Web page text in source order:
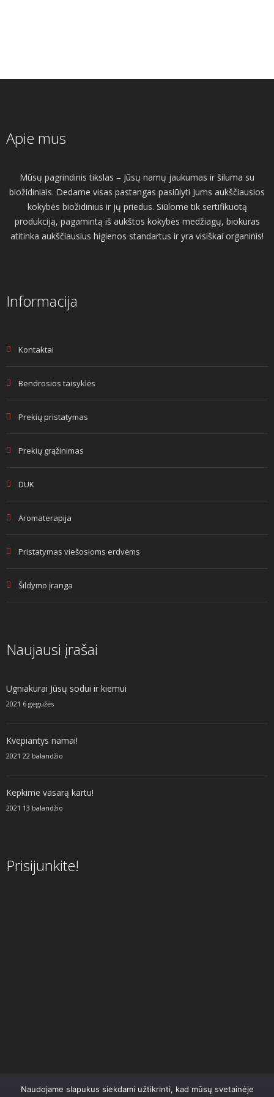
Apie mus
Mūsų pagrindinis tikslas – Jūsų namų jaukumas ir šiluma su
biožidiniais. Dedame visas pastangas pasiūlyti Jums aukščiausios
kokybės biožidinius ir jų priedus. Siūlome tik sertifikuotą
produkciją, pagamintą iš aukštos kokybės medžiagų, biokuras
atitinka aukščiausius higienos standartus ir yra visiškai organinis!
Informacija
Kontaktai
Bendrosios taisyklės
Prekių pristatymas
Prekių grąžinimas
DUK
Aromaterapija
Pristatymas viešosioms erdvėms
Šildymo įranga
Naujausi įrašai
Ugniakurai Jūsų sodui ir kiemui
2021 6 gegužės
Kvepiantys namai!
2021 22 balandžio
Kepkime vasarą kartu!
2021 13 balandžio
Prisijunkite!
Naudojame slapukus siekdami užtikrinti, kad mūsų svetainėje